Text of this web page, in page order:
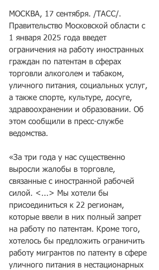
МОСКВА, 17 сентября. /ТАСС/.
Правительство Московской области с
1 января 2025 года введет
ограничения на работу иностранных
граждан по патентам в сферах
торговли алкоголем и табаком,
уличного питания, социальных услуг,
а также спорте, культуре, досуге,
здравоохранении и образовании. Об
этом сообщили в пресс-службе
ведомства.
«За три года у нас существенно
выросли жалобы в торговле,
связанные с иностранной рабочей
силой. <...> Мы хотели бы
присоединиться к 22 регионам,
которые ввели в них полный запрет
на работу по патентам. Кроме того,
хотелось бы предложить ограничить
работу мигрантов по патенту в сфере
уличного питания в нестационарных